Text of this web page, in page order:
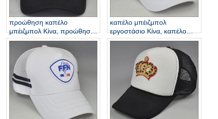
προώθηση καπέλο
μπέιζμπολ Κίνα, προώθηση
καπέλο μπέιζμπολ Κίνα
καπέλο μπέιζμπολ
εργοστάσιο Κίνα, καπέλο
μπέιζμπολ προς πώληση